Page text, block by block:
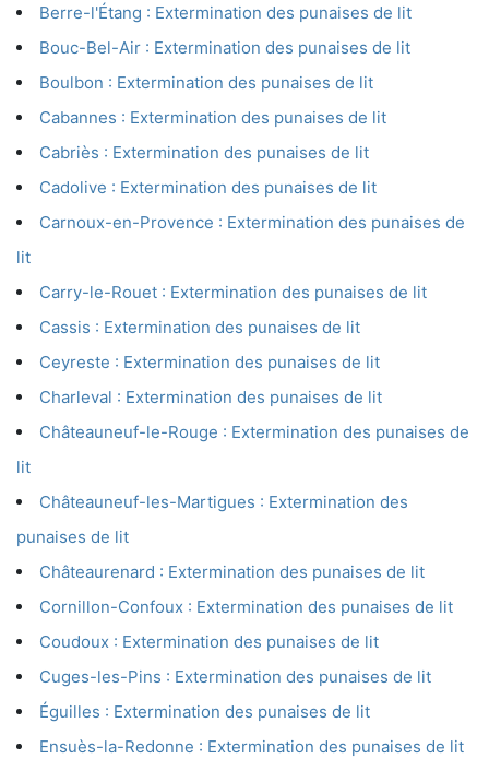
Berre-l'Étang : Extermination des punaises de lit
Bouc-Bel-Air : Extermination des punaises de lit
Boulbon : Extermination des punaises de lit
Cabannes : Extermination des punaises de lit
Cabriès : Extermination des punaises de lit
Cadolive : Extermination des punaises de lit
Carnoux-en-Provence : Extermination des punaises de
lit
Carry-le-Rouet : Extermination des punaises de lit
Cassis : Extermination des punaises de lit
Ceyreste : Extermination des punaises de lit
Charleval : Extermination des punaises de lit
Châteauneuf-le-Rouge : Extermination des punaises de
lit
Châteauneuf-les-Martigues : Extermination des
punaises de lit
Châteaurenard : Extermination des punaises de lit
Cornillon-Confoux : Extermination des punaises de lit
Coudoux : Extermination des punaises de lit
Cuges-les-Pins : Extermination des punaises de lit
Éguilles : Extermination des punaises de lit
Ensuès-la-Redonne : Extermination des punaises de lit